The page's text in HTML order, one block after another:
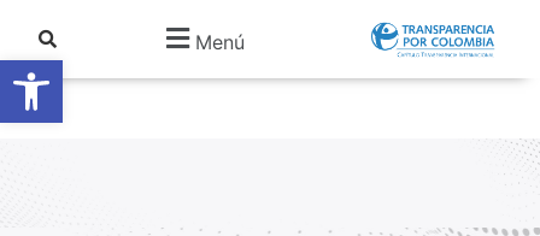
Abrir barra de herramientas
Menú